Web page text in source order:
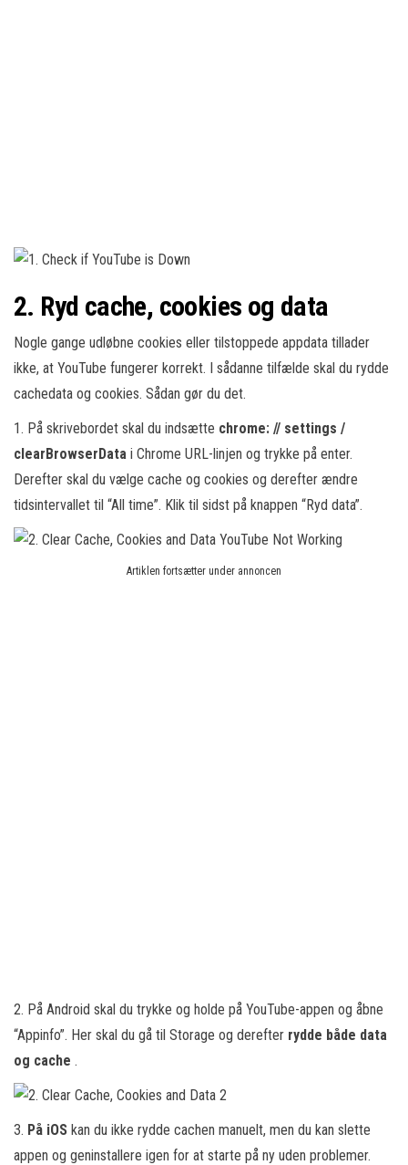
2. Ryd cache, cookies og data
Nogle gange udløbne cookies eller tilstoppede appdata tillader
ikke, at YouTube fungerer korrekt. I sådanne tilfælde skal du rydde
cachedata og cookies. Sådan gør du det.
1. På skrivebordet skal du indsætte chrome: // settings /
clearBrowserData i Chrome URL-linjen og trykke på enter.
Derefter skal du vælge cache og cookies og derefter ændre
tidsintervallet til “All time”. Klik til sidst på knappen “Ryd data”.
Artiklen fortsætter under annoncen
2. På Android skal du trykke og holde på YouTube-appen og åbne
“Appinfo”. Her skal du gå til Storage og derefter rydde både data
og cache .
3. På iOS kan du ikke rydde cachen manuelt, men du kan slette
appen og geninstallere igen for at starte på ny uden problemer.